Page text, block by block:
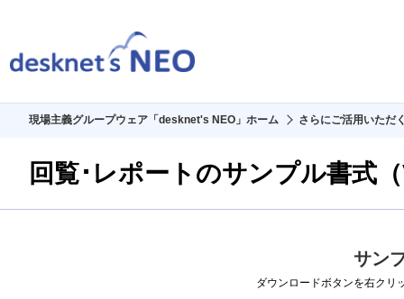
製品情報
現場主義グループウェア「desknet's NEO」ホーム さらにご活用いただ
回覧･レポートのサンプル書式
サン
ダウンロードボタンを右クリ